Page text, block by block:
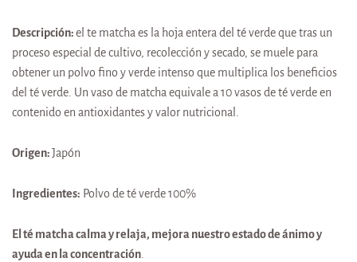
Descripción:el te matcha es la hoja entera del té verde que tras un
proceso especial de cultivo, recolección y secado, se muele para
obtener un polvo fino y verde intenso que multiplica los beneficios
del té verde. Un vaso de matcha equivale a 10 vasos de té verde en
contenido en antioxidantes y valor nutricional.
Origen:Japón
Ingredientes: Polvo de té verde 100%
El té matcha calma y relaja, mejora nuestro estado de ánimo y
ayuda en la concentración.